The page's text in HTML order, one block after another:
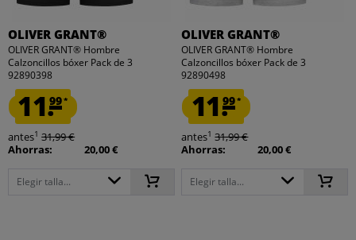
OLIVER GRANT®
OLIVER GRANT® Hombre
Calzoncillos bóxer Pack de 3
92890398
11.99*
antes1 31,99 €
Ahorras:
20,00 €
Elegir talla...
OLIVER GRANT®
OLIVER GRANT® Hombre
Calzoncillos bóxer Pack de 3
92890498
11.99*
antes1 31,99 €
Ahorras:
20,00 €
Elegir talla...